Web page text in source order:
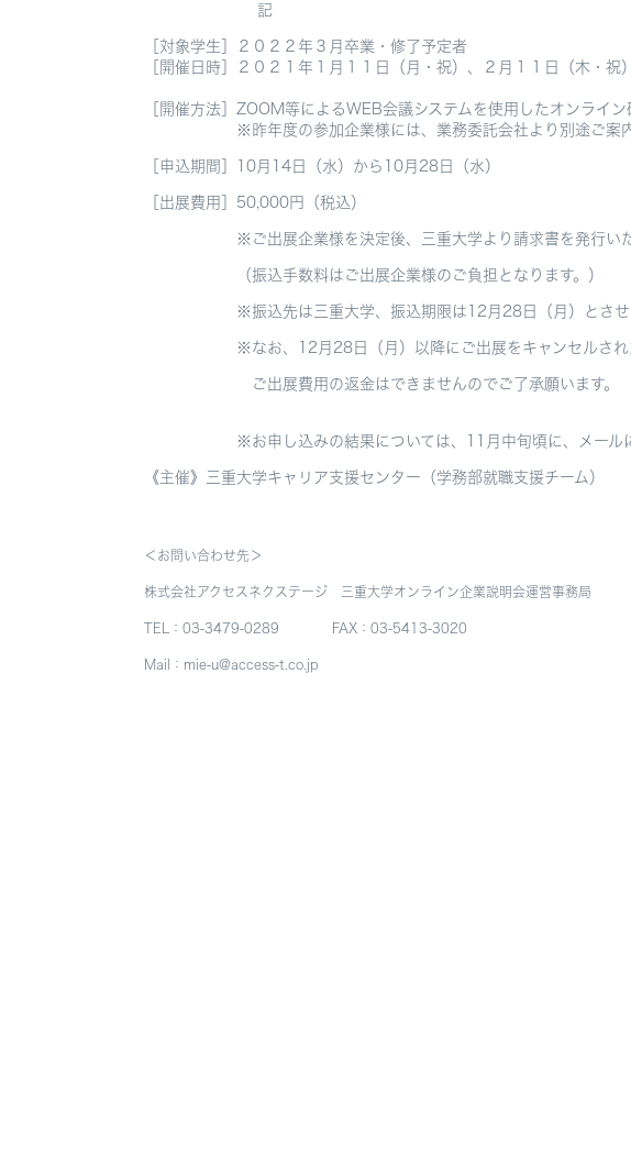
記
［対象学生］２０２２年３月卒業・修了予定者
［開催日時］２０２１年１月１１日（月・祝）、２月１１日（木・祝
［開催方法］ZOOM等によるWEB会議システムを使用した
※昨年度の参加企業様には、業務委託会社より別途ご案内さ
［申込期間］10月14日（水）から10月28日（水）
［出展費用］50,000円（税込）
※ご出展企業様を決定後、三重大学より請求書を発行いた
（振込手数料はご出展企業様のご負担となります。）
※振込先は三重大学、振込期限は12月28日（月）とさせて
※なお、12月28日（月）以降にご出展をキャンセルされた
ご出展費用の返金はできませんのでご了承願います。
※お申し込みの結果については、11月中旬頃に、メールにて
《主催》三重大学キャリア支援センター（学務部就職支援チー
＜お問い合わせ先＞
株式会社アクセスネクステージ 三重大学オンライン企業説明会運営事務局
TEL ： 03-3479-0289 FAX ： 03-5413-3020
Mail ： mie-u@access-t.co.jp